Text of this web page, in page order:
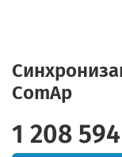
ComAp
1 208